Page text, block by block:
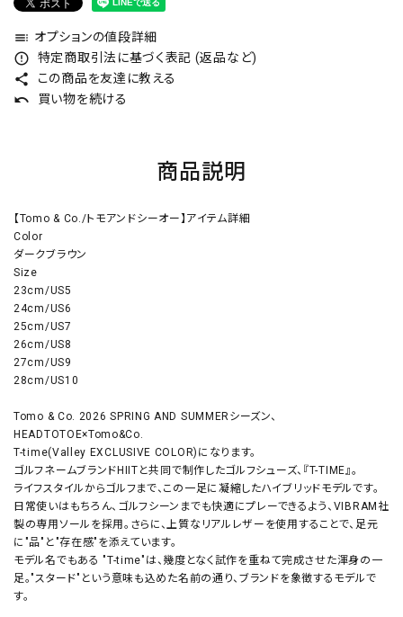
toc オプションの値段詳細
error_outline 特定商取引法に基づく表記 (返品など)
share この商品を友達に教える
undo 買い物を続ける
商品説明
【Tomo & Co./トモアンドシーオー】アイテム詳細
Color
ダークブラウン
Size
23cm/US5
24cm/US6
25cm/US7
26cm/US8
27cm/US9
28cm/US10
Tomo & Co. 2026 SPRING AND SUMMERシーズン、
HEADTOTOE×Tomo&Co.
T-time(Valley EXCLUSIVE COLOR)になります。
ゴルフネームブランドHIITと共同で制作したゴルフシューズ、『T-TIME』。
ライフスタイルからゴルフまで、この一足に凝縮したハイブリッドモデルです。
日常使いはもちろん、ゴルフシーンまでも快適にプレーできるよう、VIBRAM社
製の専用ソールを採用。さらに、上質なリアルレザーを使用することで、足元
に"品"と"存在感"を添えています。
モデル名でもある "T-time"は、幾度となく試作を重ねて完成させた渾身の一
足。"スタード"という意味も込めた名前の通り、ブランドを象徴するモデルで
す。